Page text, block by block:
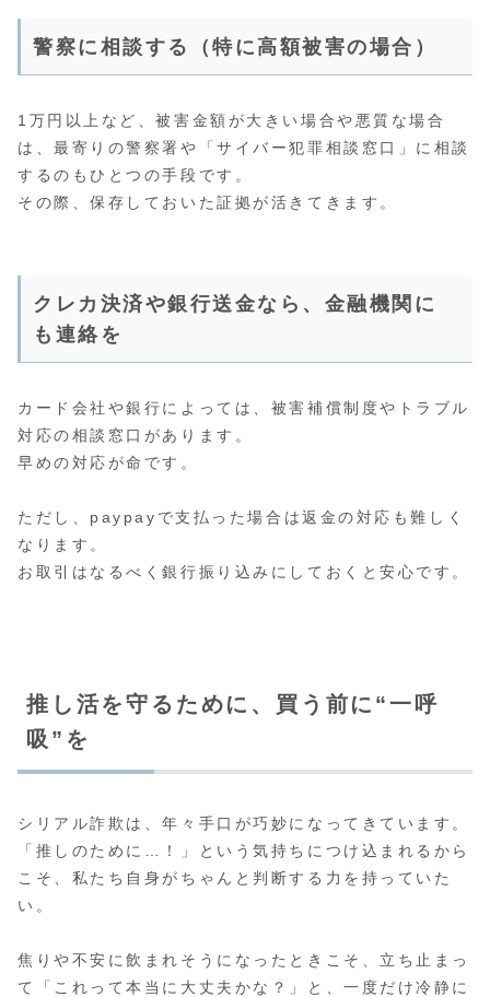
警察に相談する（特に高額被害の場合）
1万円以上など、被害金額が大きい場合や悪質な場合
は、最寄りの警察署や「サイバー犯罪相談窓口」に相談
するのもひとつの手段です。
その際、保存しておいた証拠が活きてきます。
クレカ決済や銀行送金なら、金融機関に
も連絡を
カード会社や銀行によっては、被害補償制度やトラブル
対応の相談窓口があります。
早めの対応が命です。
ただし、paypayで支払った場合は返金の対応も難しく
なります。
お取引はなるべく銀行振り込みにしておくと安心です。
推し活を守るために、買う前に“一呼
吸”を
シリアル詐欺は、年々手口が巧妙になってきています。
「推しのために…！」という気持ちにつけ込まれるから
こそ、私たち自身がちゃんと判断する力を持っていた
い。
焦りや不安に飲まれそうになったときこそ、立ち止まっ
て「これって本当に大丈夫かな？」と、一度だけ冷静に